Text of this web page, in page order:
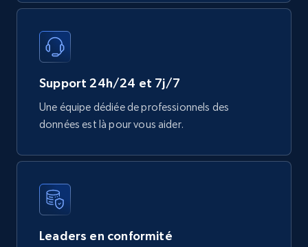
Support 24h/24 et 7j/7
Une équipe dédiée de professionnels des
données est là pour vous aider.
Leaders en conformité